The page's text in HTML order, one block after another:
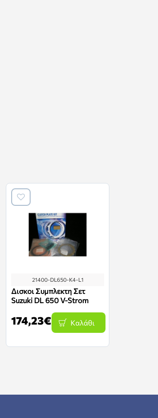
21400-DL650-K4-L1
Δισκοι Συμπλεκτη Σετ
Suzuki DL 650 V-Strom
174,23€ Καλάθι